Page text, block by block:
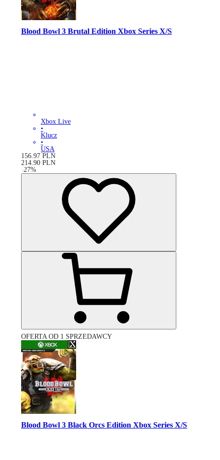
Blood Bowl 3 Brutal Edition Xbox Series X/S
Xbox Live
•
Klucz
•
USA
156.97 PLN
214.90 PLN
-27%
OFERTA OD 1 SPRZEDAWCY
Blood Bowl 3 Black Orcs Edition Xbox Series X/S